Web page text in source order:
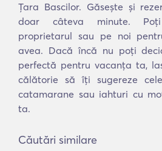
Ţara Bascilor. Găsește și
doar câteva minute.
proprietarul sau pe noi
avea. Dacă încă nu poți
perfectă pentru vacanța ta,
călătorie să îți sugereze
catamarane sau iahturi cu
ta.
Căutări similare